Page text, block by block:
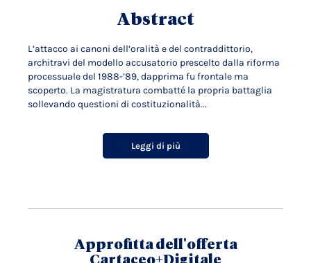
Abstract
L’attacco ai canoni dell’oralità e del contraddittorio,
architravi del modello accusatorio prescelto dalla riforma
processuale del 1988-’89, dapprima fu frontale ma
scoperto. La magistratura combatté la propria battaglia
sollevando questioni di costituzionalità...
Leggi di più
Approfitta dell'offerta
Cartaceo+Digitale